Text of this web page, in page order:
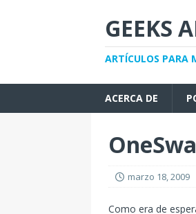
GEEKS
ARTÍCULOS PARA
ACERCA DE
marzo 18, 2009
Como era de